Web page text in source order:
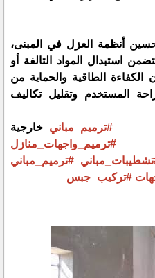
أنظمة العزل في المبنى،
استبدال المواد التالفة أو
الطاقية والحماية من
المستخدم وتقليل تكاليف
#ترميم_مباني _خارجية
#ترميم_واجهات_منازل
#ترميم_مباني
#تركيب_جبس